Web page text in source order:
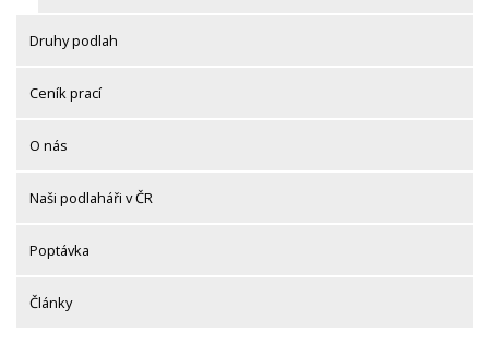
Druhy podlah
Ceník prací
O nás
Naši podlaháři v ČR
Poptávka
Články